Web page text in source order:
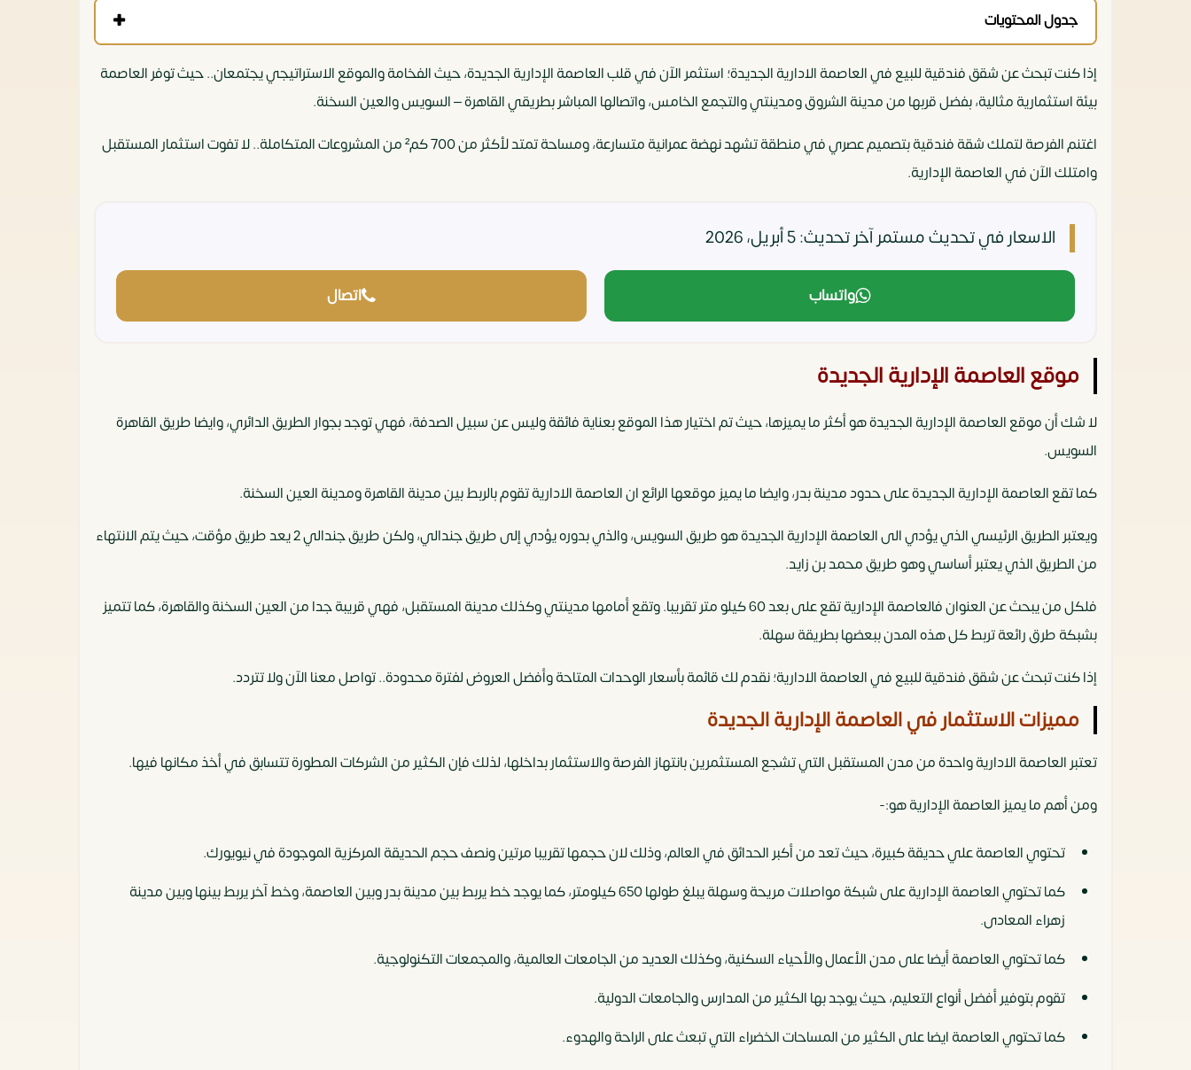
جدول المحتويات
إذا كنت تبحث عن شقق فندقية للبيع في العاصمة الادارية الجديدة؛ استثمر الآن في قلب العاصمة الإدارية الجديدة، حيث الفخامة والموقع الاستراتيجي يجتمعان.. حيث توفر العاصمة
بيئة استثمارية مثالية، بفضل قربها من مدينة الشروق ومدينتي والتجمع الخامس، واتصالها المباشر بطريقي القاهرة – السويس والعين السخنة.
اغتنم الفرصة لتملك شقة فندقية بتصميم عصري في منطقة تشهد نهضة عمرانية متسارعة، ومساحة تمتد لأكثر من 700 كم² من المشروعات المتكاملة.. لا تفوت استثمار المستقبل
وامتلك الآن في العاصمة الإدارية.
الاسعار في تحديث مستمرآخر تحديث: 5 أبريل، 2026
واتساب اتصال
موقع العاصمة الإدارية الجديدة
لا شك أن موقع العاصمة الإدارية الجديدة هو أكثر ما يميزها، حيث تم اختيار هذا الموقع بعناية فائقة وليس عن سبيل الصدفة، فهي توجد بجوار الطريق الدائري، وايضا طريق القاهرة
السويس.
كما تقع العاصمة الإدارية الجديدة على حدود مدينة بدر، وايضا ما يميز موقعها الرائع ان العاصمة الادارية تقوم بالربط بين مدينة القاهرة ومدينة العين السخنة.
ويعتبر الطريق الرئيسي الذي يؤدي الى العاصمة الإدارية الجديدة هو طريق السويس، والذي بدوره يؤدي إلى طريق جندالي، ولكن طريق جندالي 2 يعد طريق مؤقت، حيث يتم الانتهاء
من الطريق الذي يعتبر أساسي وهو طريق محمد بن زايد.
فلكل من يبحث عن العنوان فالعاصمة الإدارية تقع على بعد 60 كيلو متر تقريبا. وتقع أمامها مدينتي وكذلك مدينة المستقبل، فهي قريبة جدا من العين السخنة والقاهرة، كما تتميز
بشبكة طرق رائعة تربط كل هذه المدن ببعضها بطريقة سهلة.
إذا كنت تبحث عن شقق فندقية للبيع في العاصمة الادارية؛ نقدم لك قائمة بأسعار الوحدات المتاحة وأفضل العروض لفترة محدودة.. تواصل معنا الآن ولا تتردد.
مميزات الاستثمار في العاصمة الإدارية الجديدة
تعتبر العاصمة الادارية واحدة من مدن المستقبل التي تشجع المستثمرين بانتهاز الفرصة والاستثمار بداخلها، لذلك فإن الكثير من الشركات المطورة تتسابق في أخذ مكانها فيها.
ومن أهم ما يميز العاصمة الإدارية هو:-
تحتوي العاصمة علي حديقة كبيرة، حيث تعد من أكبر الحدائق في العالم، وذلك لان حجمها تقريبا مرتين ونصف حجم الحديقة المركزية الموجودة في نيويورك.
كما تحتوي العاصمة الإدارية على شبكة مواصلات مريحة وسهلة يبلغ طولها 650 كيلومتر، كما يوجد خط يربط بين مدينة بدر وبين العاصمة، وخط آخر يربط بينها وبين مدينة
زهراء المعادى.
كما تحتوي العاصمة أيضا على مدن الأعمال والأحياء السكنية، وكذلك العديد من الجامعات العالمية، والمجمعات التكنولوجية.
تقوم بتوفير أفضل أنواع التعليم، حيث يوجد بها الكثير من المدارس والجامعات الدولية.
كما تحتوي العاصمة ايضا على الكثير من المساحات الخضراء التي تبعث على الراحة والهدوء.